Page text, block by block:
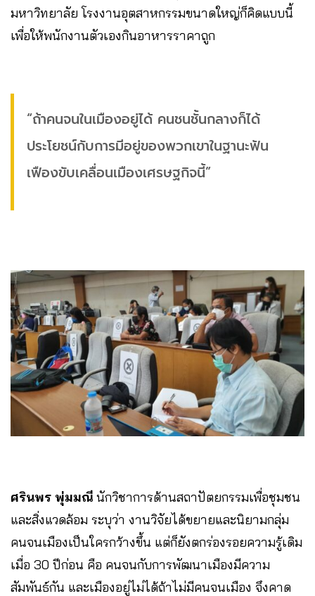
มหาวิทยาลัย โรงงานอุตสาหกรรมขนาดใหญ่ก็คิดแบบนี้
เพื่อให้พนักงานตัวเองกินอาหารราคาถูก
“ถ้าคนจนในเมืองอยู่ได้ คนชนชั้นกลางก็ได้
ประโยชน์กับการมีอยู่ของพวกเขาในฐานะฟัน
เฟืองขับเคลื่อนเมืองเศรษฐกิจนี้”
ศรินพร พุ่มมณี นักวิชาการด้านสถาปัตยกรรมเพื่อชุมชน
และสิ่งแวดล้อม ระบุว่า งานวิจัยได้ขยายและนิยามกลุ่ม
คนจนเมืองเป็นใครกว้างขึ้น แต่ก็ยังตกร่องรอยความรู้เดิม
เมื่อ 30 ปีก่อน คือ คนจนกับการพัฒนาเมืองมีความ
สัมพันธ์กัน และเมืองอยู่ไม่ได้ถ้าไม่มีคนจนเมือง จึงคาด